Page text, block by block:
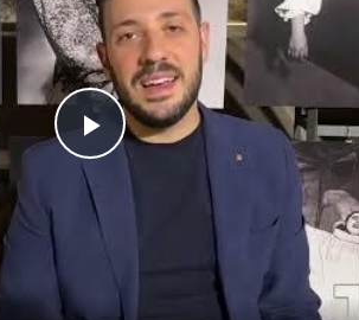
Play
Video